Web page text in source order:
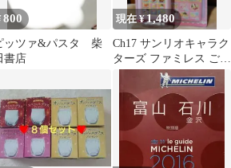
800
ッツァ&パスタ 柴
書店
現在 ¥1,480
Ch17 サンリオキャラク
ターズ ファミレス ごち
ゅうもんはいかが ごっ